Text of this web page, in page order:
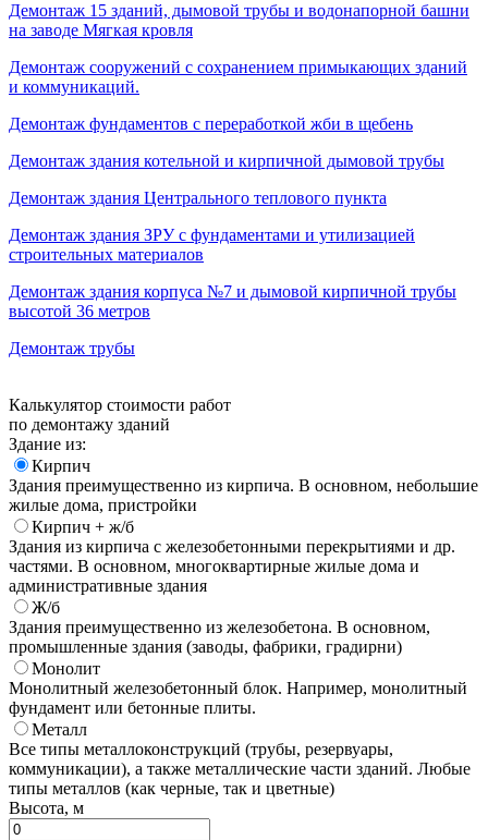
Демонтаж 15 зданий, дымовой трубы и водонапорной башни
на заводе Мягкая кровля
Демонтаж сооружений с сохранением примыкающих зданий
и коммуникаций.
Демонтаж фундаментов с переработкой жби в щебень
Демонтаж здания котельной и кирпичной дымовой трубы
Демонтаж здания Центрального теплового пункта
Демонтаж здания ЗРУ с фундаментами и утилизацией
строительных материалов
Демонтаж здания корпуса №7 и дымовой кирпичной трубы
высотой 36 метров
Демонтаж трубы
Калькулятор стоимости работ
по демонтажу зданий
Здание из:
Кирпич
Здания преимущественно из кирпича. В основном, небольшие
жилые дома, пристройки
Кирпич + ж/б
Здания из кирпича с железобетонными перекрытиями и др.
частями. В основном, многоквартирные жилые дома и
административные здания
Ж/б
Здания преимущественно из железобетона. В основном,
промышленные здания (заводы, фабрики, градирни)
Монолит
Монолитный железобетонный блок. Например, монолитный
фундамент или бетонные плиты.
Металл
Все типы металлоконструкций (трубы, резервуары,
коммуникации), а также металлические части зданий. Любые
типы металлов (как черные, так и цветные)
Высота, м